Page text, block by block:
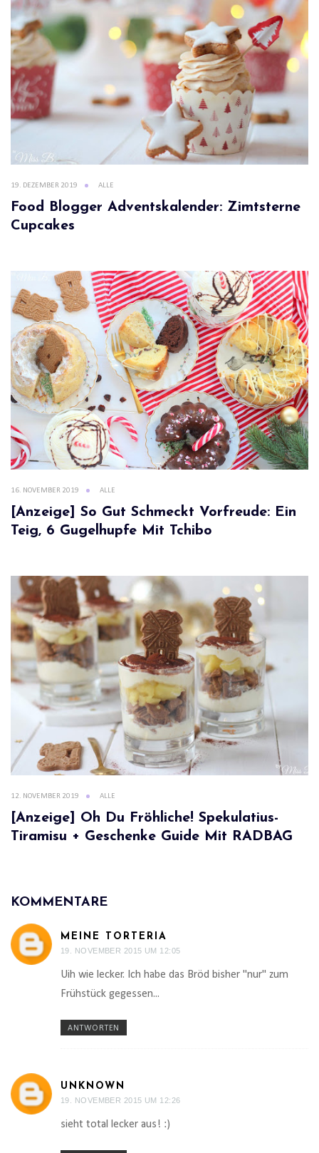
19. DEZEMBER 2019 ALLE
Food Blogger Adventskalender: Zimtsterne
Cupcakes
16. NOVEMBER 2019 ALLE
[Anzeige] So Gut Schmeckt Vorfreude: Ein
Teig, 6 Gugelhupfe Mit Tchibo
12. NOVEMBER 2019 ALLE
[Anzeige] Oh Du Fröhliche! Spekulatius-
Tiramisu + Geschenke Guide Mit RADBAG
KOMMENTARE
MEINE TORTERIA
19. NOVEMBER 2015 UM 12:05
Uih wie lecker. Ich habe das Bröd bisher "nur" zum
Frühstück gegessen...
ANTWORTEN
UNKNOWN
19. NOVEMBER 2015 UM 12:26
sieht total lecker aus! :)